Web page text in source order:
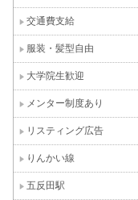
交通費支給
服装・髪型自由
大学院生歓迎
メンター制度あり
リスティング広告
りんかい線
五反田駅